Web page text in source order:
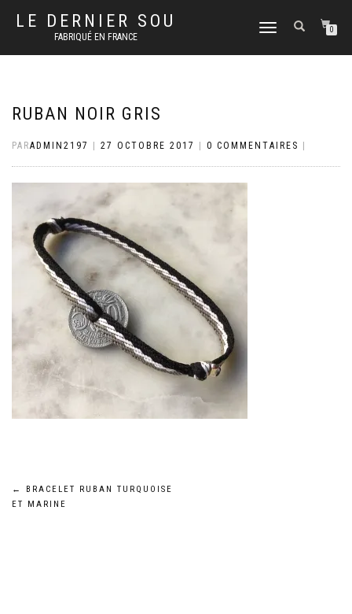
LE DERNIER SOU
FABRIQUÉ EN FRANCE
DÉPLIER
NAVIGATION
0
RUBAN NOIR GRIS
PARADMIN2197 27 OCTOBRE 2017 0 COMMENTAIRES
Navigation
←
BRACELET RUBAN TURQUOISE
ET MARINE